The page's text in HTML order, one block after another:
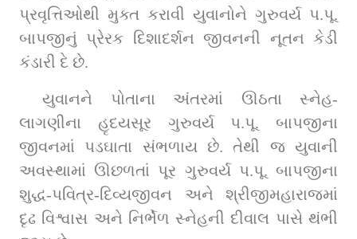
પ્રવૃત્તિઓથી મુક્ત કરાવી યુવાનોને ગુરુવર્ય પ.પૂ.
બાપજીનું પ્રેરક દિશાદર્શન જીવનની નૂતન કેડી
કંડારી દે છે.
યુવાનને પોતાના અંતરમાં ઊઠતા સ્નેહ-
લાગણીના હૃદયસૂર ગુરુવર્ય પ.પૂ. બાપજીના
જીવનમાં પડઘાતા સંભળાય છે. તેથી જ યુવાની
અવસ્થામાં ઊછળતાં પૂર ગુરુવર્ય પ.પૂ. બાપજીના
શુદ્ધ-પવિત્ર-દિવ્યજીવન અને શ્રીજીમહારાજમાં
દૃઢ વિશ્વાસ અને નિર્ભેળ સ્નેહની દીવાલ પાસે થંભી